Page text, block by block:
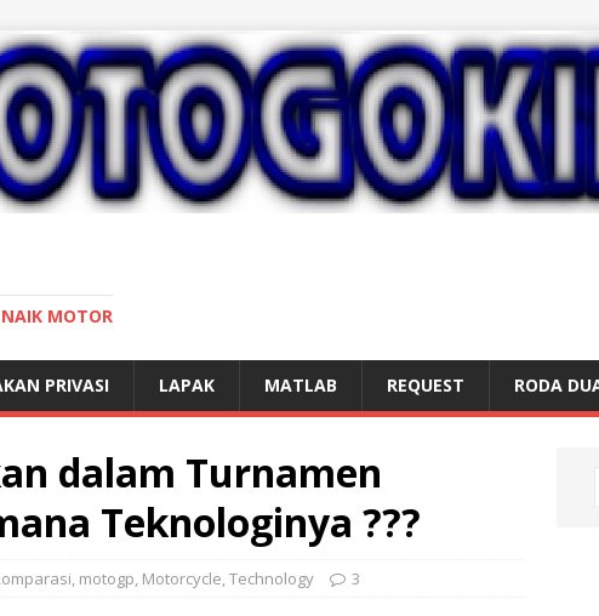
MOTOR
PRIVASI LAPAK MATLAB REQUEST RODA
dalam Turnamen
Teknologinya ???
, motogp, Motorcycle,Technology 3